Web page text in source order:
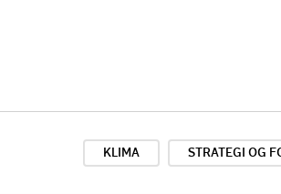
KLIMA STRATEGI OG